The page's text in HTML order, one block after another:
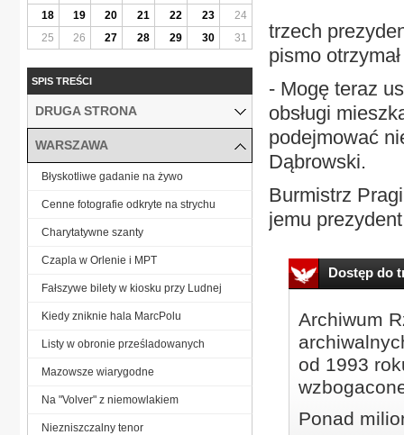
trzech
pismo
- Mogę teraz
obsługi
podejmować
Dąbrowski.
Burmistrz
jemu
Dostęp do
Archiwum
od 1993
Ponad
18
19 20 21 22 23
24
25
26 27 28 29 30 31
SPIS TREŚCI
DRUGA STRONA
WARSZAWA
Błyskotliwe gadanie na żywo
Cenne fotografie odkryte na strychu
Charytatywne szanty
Czapla w Orlenie i MPT
Fałszywe bilety w kiosku przy Ludnej
Kiedy zniknie hala MarcPolu
Listy w obronie prześladowanych
Mazowsze wiarygodne
Na "Volver" z niemowlakiem
Niezniszczalny tenor